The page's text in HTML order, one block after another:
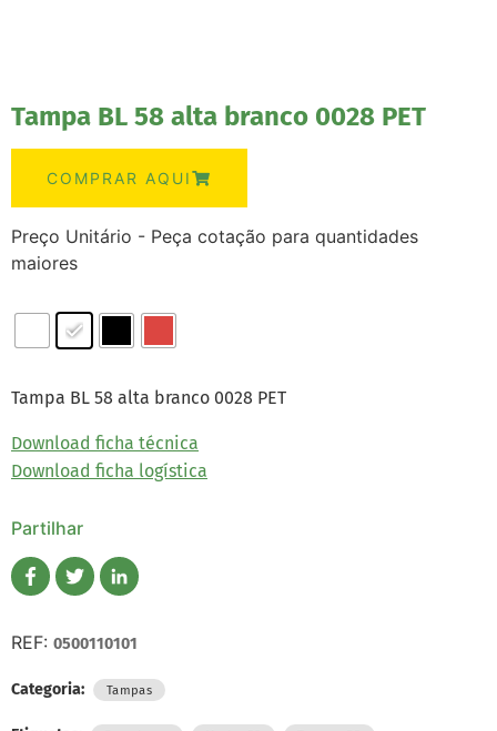
Tampa BL 58 alta branco 0028 PET
COMPRAR AQUI
Preço Unitário - Peça cotação para quantidades
maiores
Tampa BL 58 alta branco 0028 PET
Download ficha técnica
Download ficha logística
Partilhar
REF: 0500110101
Categoria: Tampas